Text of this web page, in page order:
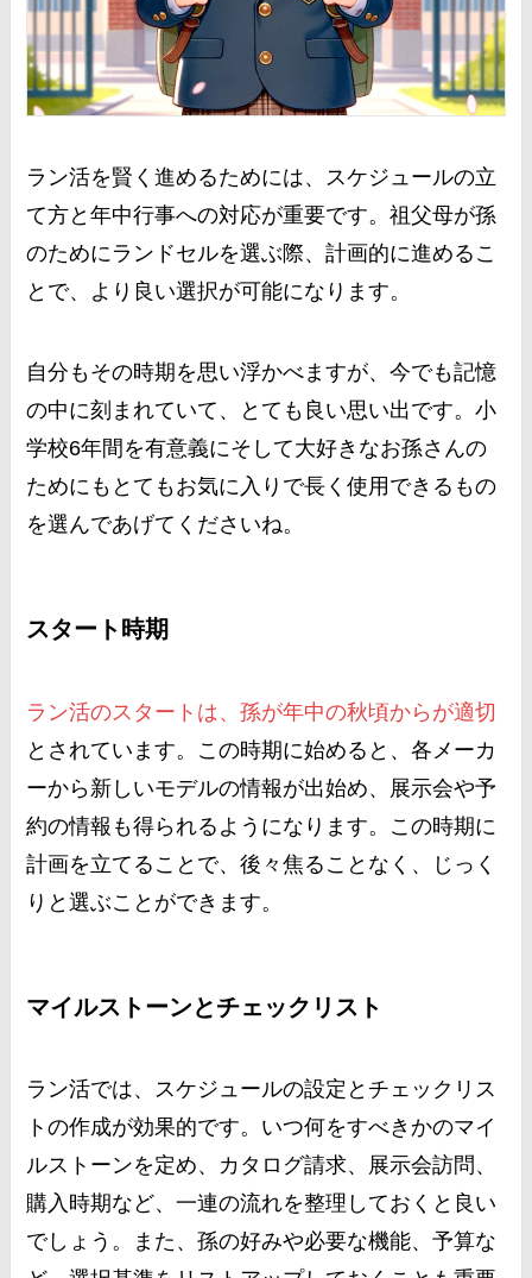
ラン活を賢く進めるためには、スケジュールの立
て方と年中行事への対応が重要です。祖父母が孫
のためにランドセルを選ぶ際、計画的に進めるこ
とで、より良い選択が可能になります。
自分もその時期を思い浮かべますが、今でも記憶
の中に刻まれていて、とても良い思い出です。小
学校6年間を有意義にそして大好きなお孫さんの
ためにもとてもお気に入りで長く使用できるもの
を選んであげてくださいね。
スタート時期
ラン活のスタートは、孫が年中の秋頃からが適切
とされています。この時期に始めると、各メーカ
ーから新しいモデルの情報が出始め、展示会や予
約の情報も得られるようになります。この時期に
計画を立てることで、後々焦ることなく、じっく
りと選ぶことができます​​。
マイルストーンとチェックリスト
ラン活では、スケジュールの設定とチェックリス
トの作成が効果的です。いつ何をすべきかのマイ
ルストーンを定め、カタログ請求、展示会訪問、
購入時期など、一連の流れを整理しておくと良い
でしょう。また、孫の好みや必要な機能、予算な